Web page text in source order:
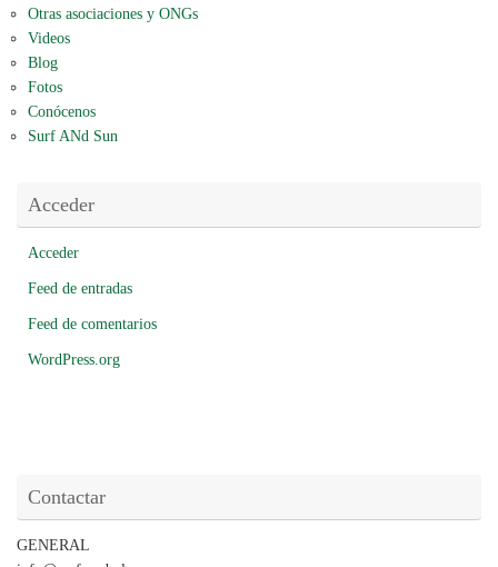
Otras asociaciones y ONGs
Videos
Blog
Fotos
Conócenos
Surf ANd Sun
Acceder
Acceder
Feed de entradas
Feed de comentarios
WordPress.org
Contactar
GENERAL